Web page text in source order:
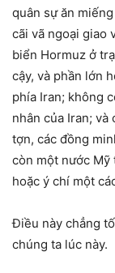
quân sự ăn
cãi vã ngoại giao
biển Hormuz ở
cậy, và phần lớn
phía Iran; không
nhân của Iran;
tợn, các đồng
còn một nước
hoặc ý chí một
Điều này chẳng
chúng ta lúc này.